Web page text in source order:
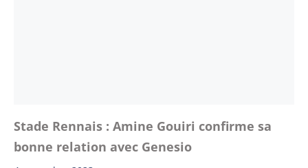
Stade Rennais : Amine Gouiri confirme sa
bonne relation avec Genesio